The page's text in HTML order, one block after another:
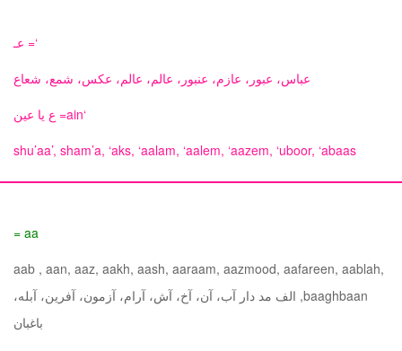
‘= عـ
عباس، عبور، عازم، عنبور، عالم، عالم، عکس، شمع، شعاع
‘ain= ع یا عین
shu’aa’, sham’a, ‘aks, ‘aalam, ‘aalem, ‘aazem, ‘uboor, ‘abaas
aa =
aab , aan, aaz, aakh, aash, aaraam, aazmood, aafareen, aablah,
baaghbaan, الف مد دار آب، آن، آخ، آش، آرام، آزمون، آفرین، آبله،
باغبان